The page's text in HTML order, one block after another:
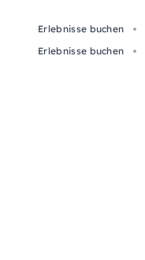
Erlebnisse buchen
Erlebnisse buchen